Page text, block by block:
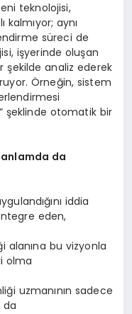
teknolojisi,
kalmıyor; aynı
süreci de
işyerinde oluşan
şekilde analiz ederek
Örneğin, sistem
şeklinde otomatik bir
da
iddia
eden,
alanına bu vizyonla
olma
uzmanının sadece
da